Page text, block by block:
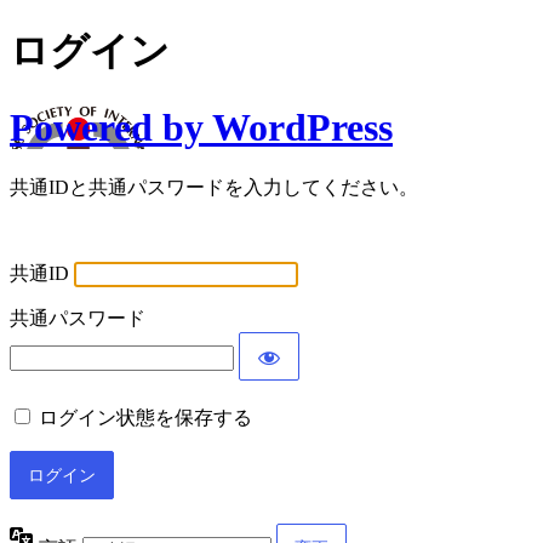
ログイン
Powered by WordPress
共通IDと共通パスワードを入力してください。
共通ID
共通パスワード
ログイン状態を保存する